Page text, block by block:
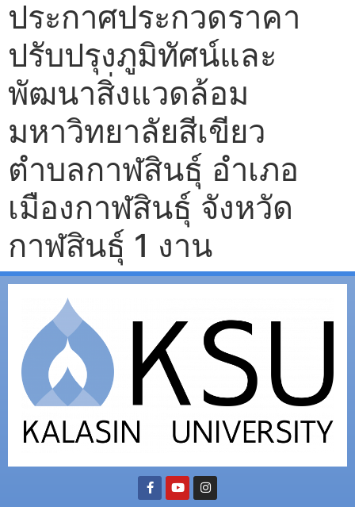
ประกาศประกวดราคา
ปรับปรุงภูมิทัศน์และ
พัฒนาสิ่งแวดล้อม
มหาวิทยาลัยสีเขียว
ตำบลกาฬสินธุ์ อำเภอ
เมืองกาฬสินธุ์ จังหวัด
กาฬสินธุ์ 1 งาน